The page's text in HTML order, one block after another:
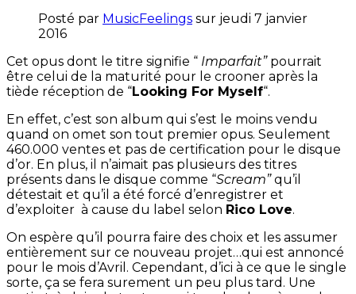
Posté par MusicFeelings sur jeudi 7 janvier
2016
Cet opus dont le titre signifie “ Imparfait”pourrait
être celui de la maturité pour le crooner après la
tiède réception de “Looking For Myself“.
En effet, c’est son album qui s’est le moins vendu
quand on omet son tout premier opus. Seulement
460.000 ventes et pas de certification pour le disque
d’or. En plus, il n’aimait pas plusieurs des titres
présents dans le disque comme “Scream”qu’il
détestait et qu’il a été forcé d’enregistrer et
d’exploiter à cause du label selon Rico Love.
On espère qu’il pourra faire des choix et les assumer
entièrement sur ce nouveau projet…qui est annoncé
pour le mois d’Avril. Cependant, d’ici à ce que le single
sorte, ça se fera surement un peu plus tard. Une